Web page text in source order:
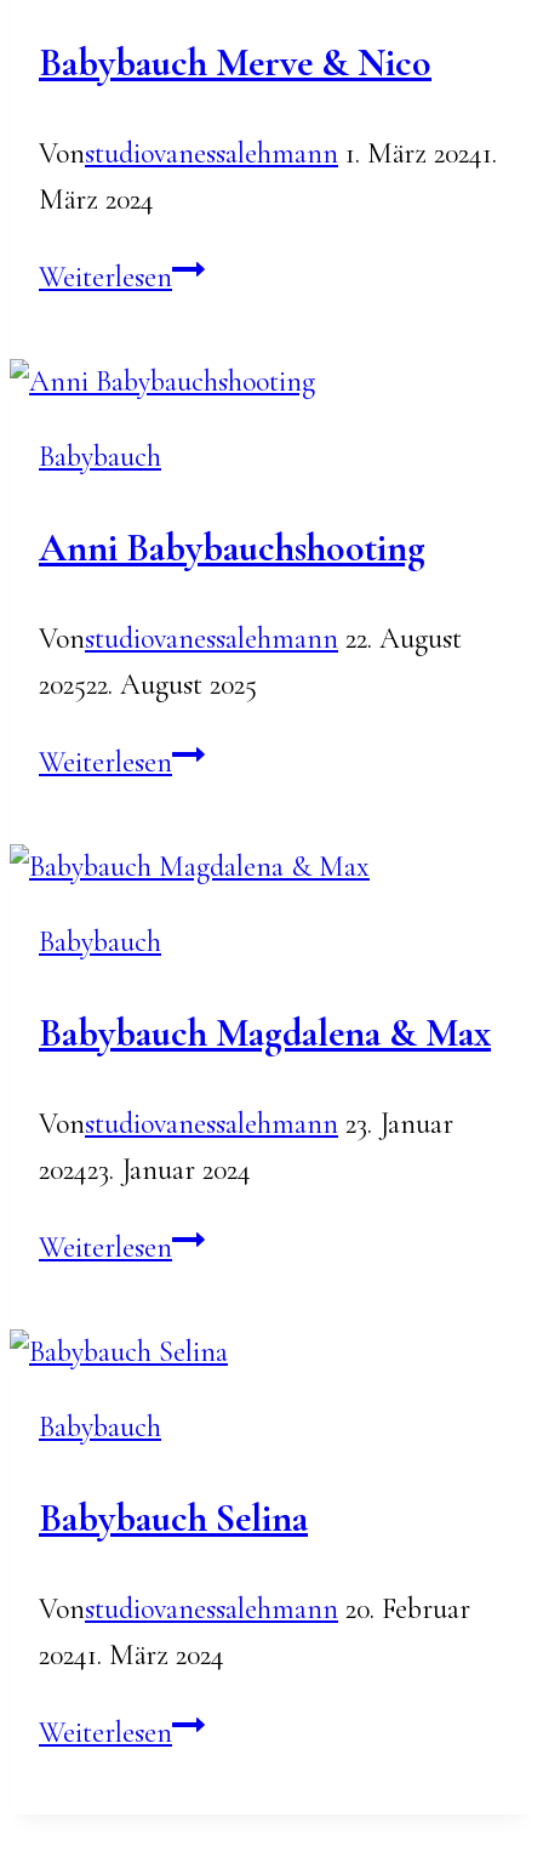
Babybauch Merve & Nico
Vonstudiovanessalehmann 1. März 20241.
März 2024
WeiterlesenBabybauch
Babybauch
Anni Babybauchshooting
Vonstudiovanessalehmann 22. August
202522. August 2025
WeiterlesenAnni
Babybauch
Babybauch Magdalena & Max
Vonstudiovanessalehmann 23. Januar
202423. Januar 2024
WeiterlesenBabybauch
&
Babybauch
Babybauch Selina
Vonstudiovanessalehmann 20. Februar
20241. März 2024
WeiterlesenBabybauch